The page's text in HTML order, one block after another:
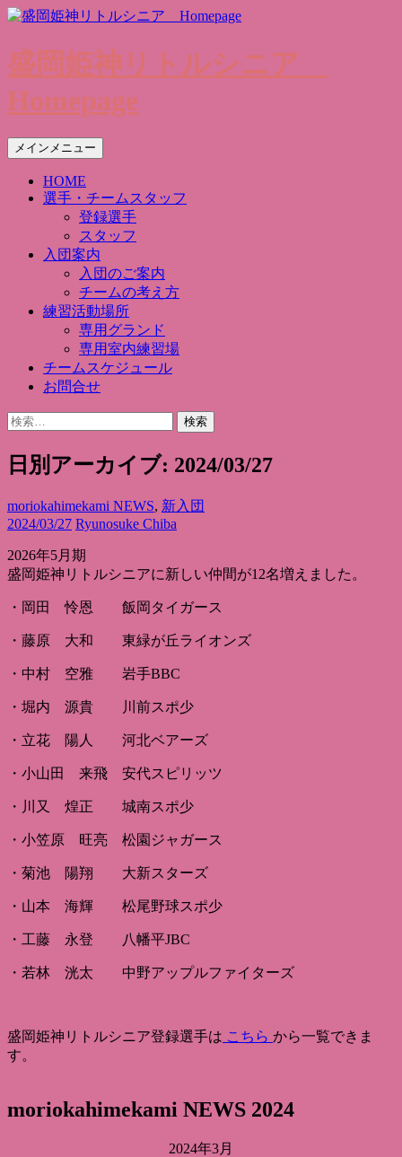
盛岡姫神リトルシニア
Homepage
検
索
メインメニュー コ
ン
ツ
へ
キ
ッ
プ
HOME
選手・チームスタッフ
登録選手
スタッフ
入団案内
入団のご案内
チームの考え方
練習活動場所
専用グランド
専用室内練習場
チームスケジュール
お問合せ
検
日別アーカイブ: 2024/03/27
moriokahimekami NEWS, 新入団
2024/03/27 Ryunosuke Chiba
2026年5月期
盛岡姫神リトルシニアに新しい仲間が12名増えました。
・岡田 怜恩 飯岡タイガース
・藤原 大和 東緑が丘ライオンズ
・中村 空雅 岩手BBC
・堀内 源貴 川前スポ少
・立花 陽人 河北ベアーズ
・小山田 来飛 安代スピリッツ
・川又 煌正 城南スポ少
・小笠原 旺亮 松園ジャガース
・菊池 陽翔 大新スターズ
・山本 海輝 松尾野球スポ少
・工藤 永登 八幡平JBC
・若林 洸太 中野アップルファイターズ
盛岡姫神リトルシニア登録選手は こちら から一覧できま
す。
moriokahimekami NEWS 2024
2024年3月